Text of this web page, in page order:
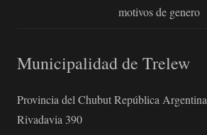
motivos de genero
Municipalidad de Trelew
Provincia del Chubut República Argentina
Rivadavia 390